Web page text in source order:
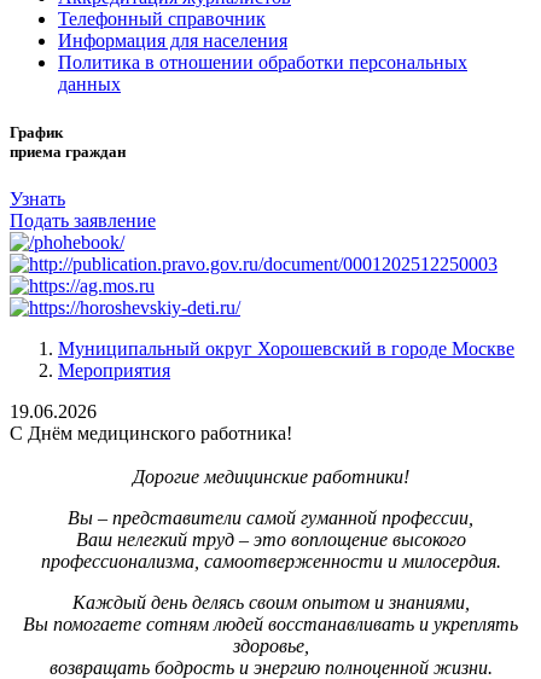
Телефонный справочник
Информация для населения
Политика в отношении обработки персональных
данных
График
приема граждан
Узнать
Подать заявление
Муниципальный округ Хорошевский в городе Москве
Мероприятия
19.06.2026
С Днём медицинского работника!
Дорогие медицинские работники!
Вы – представители самой гуманной профессии,
Ваш нелегкий труд – это воплощение высокого
профессионализма, самоотверженности и милосердия.
Каждый день делясь своим опытом и знаниями,
Вы помогаете сотням людей восстанавливать и укреплять
здоровье,
возвращать бодрость и энергию полноценной жизни.